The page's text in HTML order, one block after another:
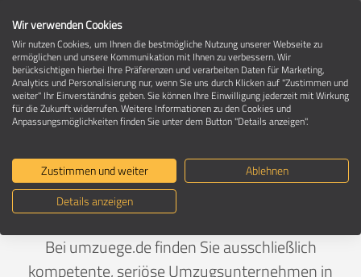
Umzugsunternehmen in 22335 Hamburg-
Fuhlsbüttel
Ein Umzug ist Vertrauenssache
Deutschland>Hamburg>Hamburg, Stadt
Bei umzuege.de finden Sie ausschließlich
kompetente, seriöse Umzugsunternehmen in
Wir verwenden Cookies
Wir nutzen Cookies, um Ihnen die bestmögliche Nutzung unserer Webseite zu
ermöglichen und unsere Kommunikation mit Ihnen zu verbessern. Wir
berücksichtigen hierbei Ihre Präferenzen und verarbeiten Daten für Marketing,
Analytics und Personalisierung nur, wenn Sie uns durch Klicken auf "Zustimmen und
weiter" Ihr Einverständnis geben. Sie können Ihre Einwilligung jederzeit mit Wirkung
für die Zukunft widerrufen. Weitere Informationen zu den Cookies und
Anpassungsmöglichkeiten finden Sie unter dem Button "Details anzeigen".
Zustimmen und weiter
Ablehnen
Details anzeigen